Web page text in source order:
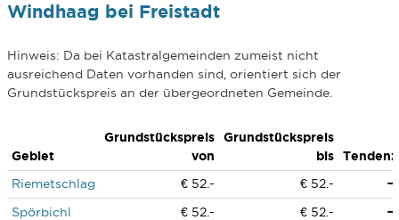
Windhaag bei Freistadt
Hinweis: Da bei Katastralgemeinden zumeist nicht
ausreichend Daten vorhanden sind, orientiert sich der
Grundstückspreis an der übergeordneten Gemeinde.
Gebiet
Grundstückspreis
von
Grundstückspreis
bis
Tendenz
Riemetschlag
€ 52.-
€ 52.-
Spörbichl
€ 52.-
€ 52.-